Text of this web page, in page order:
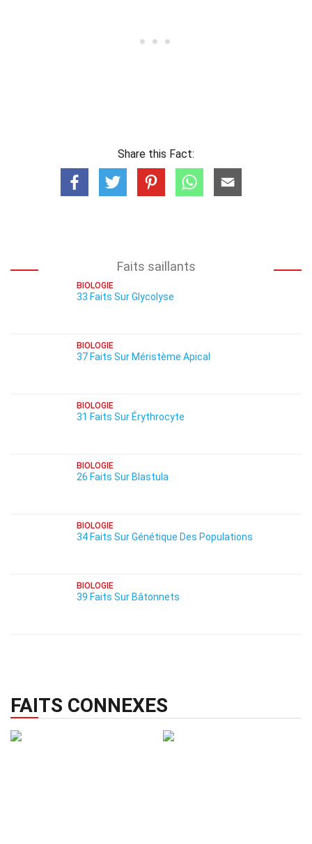
Share this Fact:
Faits saillants
BIOLOGIE
33 Faits Sur Glycolyse
BIOLOGIE
37 Faits Sur Méristème Apical
BIOLOGIE
31 Faits Sur Érythrocyte
BIOLOGIE
26 Faits Sur Blastula
BIOLOGIE
34 Faits Sur Génétique Des Populations
BIOLOGIE
39 Faits Sur Bâtonnets
FAITS CONNEXES